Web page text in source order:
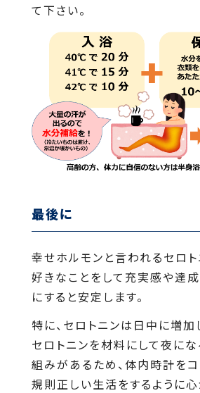
て下さい。
最後に
幸せホルモンと言われるセロト
好きなことをして充実感や達
にすると安定します。
特に、セロトニンは日中に増加
セロトニンを材料にして夜に
組みがあるため、体内時計をコ
規則正しい生活をするように